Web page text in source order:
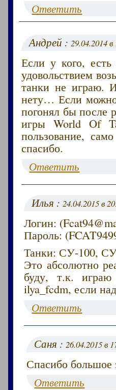
Ответить
Андрей :29.04.2014 в
Если у кого,
удовольствием
танки не играю.
нету… Если можно
погонял бы после
игры World Of
пользование,
спасибо.
Ответить
Илья :24.04.2015 в
Логин:
Пароль:
Танки: СУ-100,
Это абсолютно
буду, т.к. играю
ilya_fcdm, если
Ответить
Саня :26.04.2015 в
Спасибо большое
Ответить